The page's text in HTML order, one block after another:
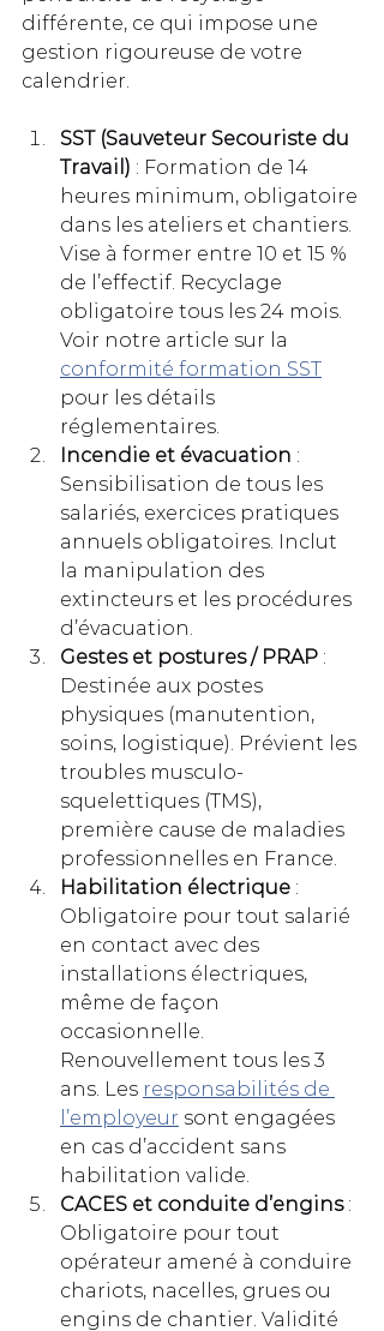
différente, ce qui impose une
gestion rigoureuse de votre
calendrier.
SST (Sauveteur Secouriste du
Travail) : Formation de 14
heures minimum, obligatoire
dans les ateliers et chantiers.
Vise à former entre 10 et 15 %
de l’effectif. Recyclage
obligatoire tous les 24 mois.
Voir notre article sur la
conformité formation SST
pour les détails
réglementaires.
Incendie et évacuation :
Sensibilisation de tous les
salariés, exercices pratiques
annuels obligatoires. Inclut
la manipulation des
extincteurs et les procédures
d’évacuation.
Gestes et postures / PRAP :
Destinée aux postes
physiques (manutention,
soins, logistique). Prévient les
troubles musculo-
squelettiques (TMS),
première cause de maladies
professionnelles en France.
Habilitation électrique :
Obligatoire pour tout salarié
en contact avec des
installations électriques,
même de façon
occasionnelle.
Renouvellement tous les 3
ans. Les responsabilités de
l’employeur sont engagées
en cas d’accident sans
habilitation valide.
CACES et conduite d’engins :
Obligatoire pour tout
opérateur amené à conduire
chariots, nacelles, grues ou
engins de chantier. Validité